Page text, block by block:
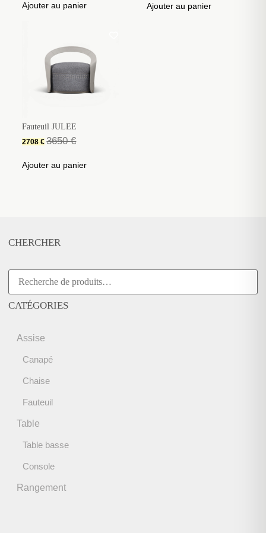
Ajouter au panier Ajouter au panier
Fauteuil JULEE
2708€ 3650€
Ajouter au panier
CHERCHER
CATÉGORIES
Assise
Canapé
Chaise
Fauteuil
Table
Table basse
Console
Rangement